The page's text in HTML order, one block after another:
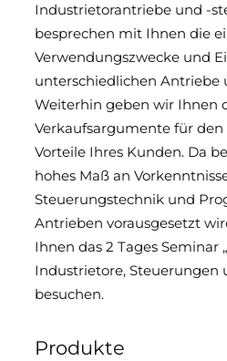
Prospektanforderung
steinau Akademie
Downloads & Medien
DoP
Industrietorantriebe und -
besprechen mit Ihnen die
Verwendungszwecke und
unterschiedlichen Antriebe
Weiterhin geben wir Ihnen
Verkaufsargumente für
Vorteile Ihres Kunden. Da
hohes Maß an
Steuerungstechnik und
Antrieben vorausgesetzt
Ihnen das 2 Tages Seminar
Industrietore, Steuerungen
besuchen.
Produkte